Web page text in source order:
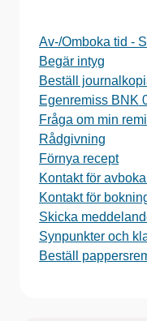
Av-/Omboka tid -
Begär intyg
Beställ
Egenremiss BNK
Fråga om min
Rådgivning
Förnya recept
Kontakt för
Kontakt för
Skicka
Synpunkter och
Beställ